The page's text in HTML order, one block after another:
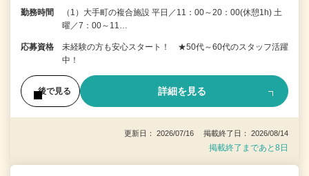
勤務時間
（1）大手町の複合施設 平日／11：00～20：00(休憩1h) 土
曜／7：00～11…
応募資格
未経験の方も安心スタート！ ★50代～60代のスタッフ活躍
中！
後で見る 詳細を見る
更新日： 2026/07/16 掲載終了日： 2026/08/14
掲載終了まであと8日